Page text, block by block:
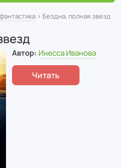
› Бездна, полная звезд
Автор: Инесса Иванова
Читать